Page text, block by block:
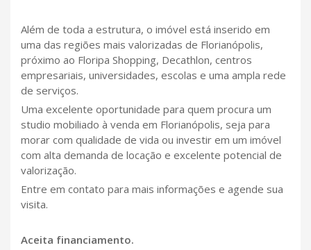
Além de toda a estrutura, o imóvel está inserido em
uma das regiões mais valorizadas de Florianópolis,
próximo ao Floripa Shopping, Decathlon, centros
empresariais, universidades, escolas e uma ampla rede
de serviços.
Uma excelente oportunidade para quem procura um
studio mobiliado à venda em Florianópolis, seja para
morar com qualidade de vida ou investir em um imóvel
com alta demanda de locação e excelente potencial de
valorização.
Entre em contato para mais informações e agende sua
visita.
Aceita financiamento.